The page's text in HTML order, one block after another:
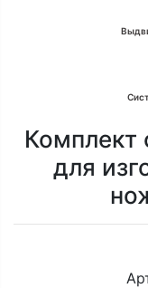
Комплект
для